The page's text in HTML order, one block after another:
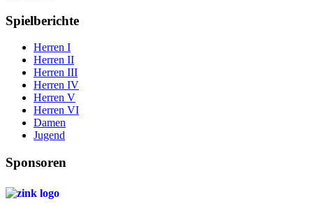
Spielberichte
Herren I
Herren II
Herren III
Herren IV
Herren V
Herren VI
Damen
Jugend
Sponsoren